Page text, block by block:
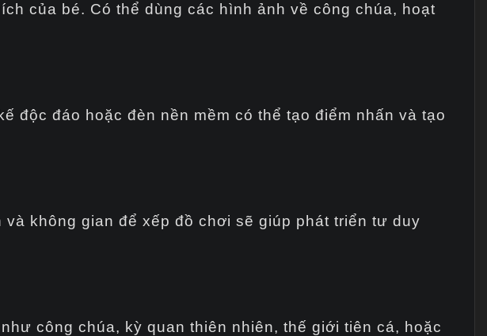
của bé. Có thể dùng các hình ảnh về công chúa, hoạt
độc đáo hoặc đèn nền mềm có thể tạo điểm nhấn và tạo
không gian để xếp đồ chơi sẽ giúp phát triển tư duy
công chúa, kỳ quan thiên nhiên, thế giới tiên cá, hoặc